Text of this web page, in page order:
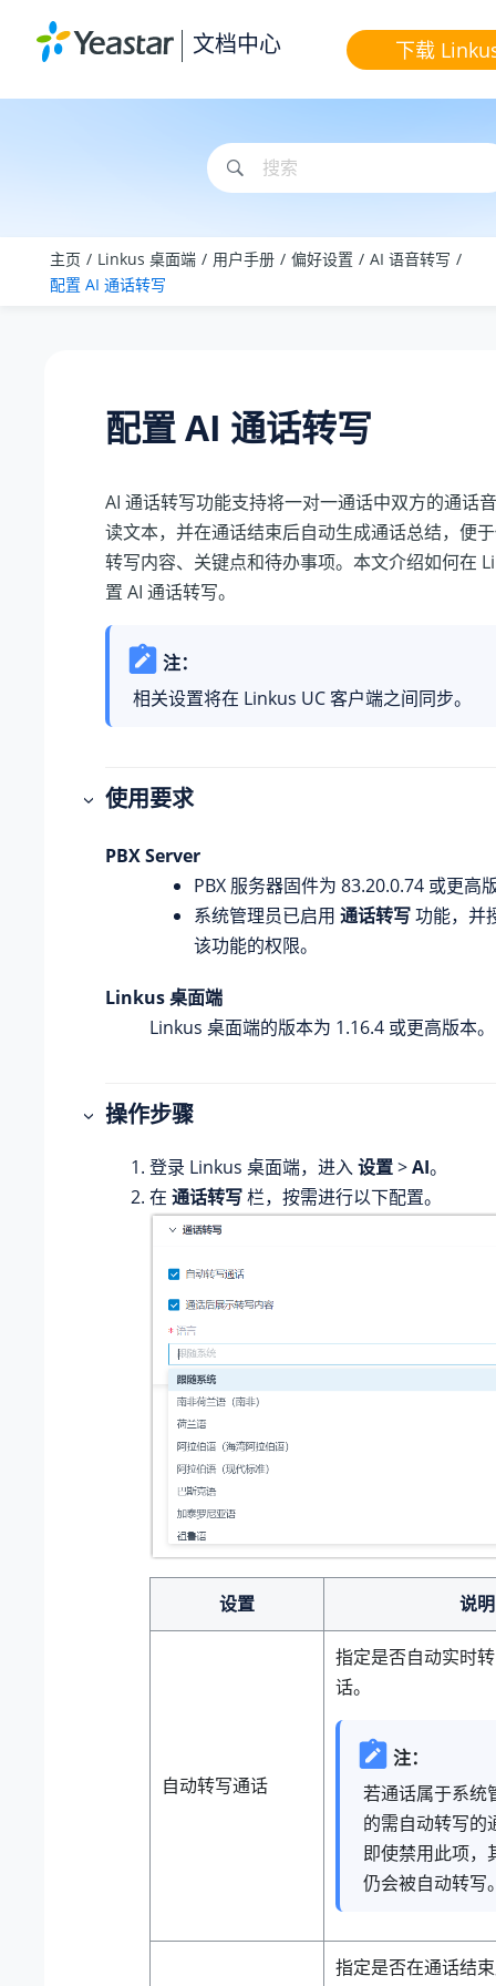
文档中心 下载
主页 Linkus 桌面端 用户手册 偏好设置
AI 语音转写
配置 AI 通话转写
配置 AI 通话转写
AI 通话转写功能支持将一对一通话中双方的通话
读文本，并在通话结束后自动生成通话总结，便
转写内容、关键点和待办事项。本文介绍如何在
置 AI 通话转写。
注：
相关设置将在 Linkus UC 客户端之间同步。
使用要求
PBX Server
PBX 服务器固件为 83.20.0.74 或更高
系统管理员已启用 通话转写功能，并
该功能的权限。
Linkus 桌面端
Linkus 桌面端的版本为 1.16.4 或更高版本。
操作步骤
登录 Linkus 桌面端，进入设置>AI。
在 通话转写栏，按需进行以下配置。
设置 说明
自动转写通话
指定是否自动实时
话。
注：
若通话属于系统
的需自动转写的
即使禁用此项，
仍会被自动转写
指定是否在通话结